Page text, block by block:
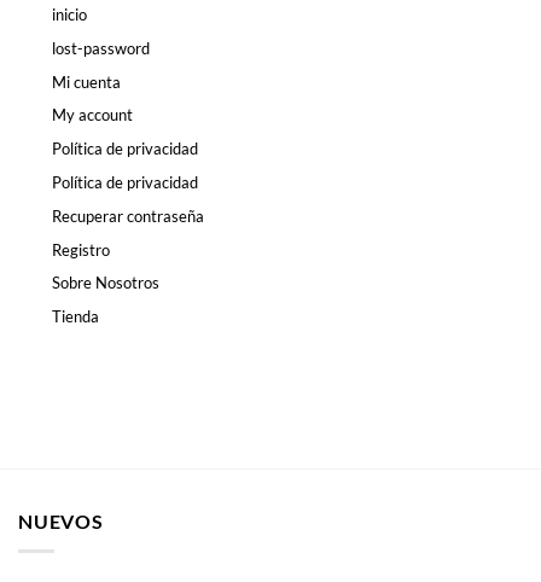
inicio
lost-password
Mi cuenta
My account
Política de privacidad
Política de privacidad
Recuperar contraseña
Registro
Sobre Nosotros
Tienda
NUEVOS